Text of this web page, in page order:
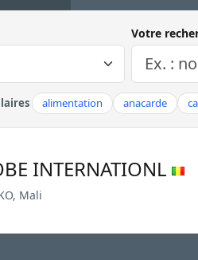
Votre
alimentation anacarde
INTERNATIONL
Mali